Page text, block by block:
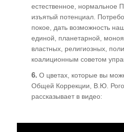
естественное, нормальное
изъятый потенциал.
покое, дать возможность
единой, планетарной,
властных, религиозных,
коалиционным советом
6. О цветах, которые вы
Общей Коррекции, В.Ю.
рассказывает в видео: